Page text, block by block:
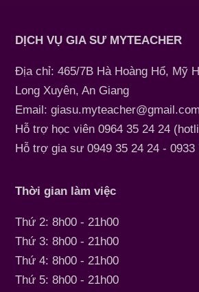
DỊCH VỤ GIA SƯ MYTEACHER
Địa chỉ: 465/7B Hà Hoàng Hổ, Mỹ
Long Xuyên, An Giang
Email: giasu.myteacher@gmail.com
Hỗ trợ học viên 0964 35 24 24
Hỗ trợ gia sư 0949 35 24 24 - 0933
Thời gian làm việc
Thứ 2: 8h00 - 21h00
Thứ 3: 8h00 - 21h00
Thứ 4: 8h00 - 21h00
Thứ 5: 8h00 - 21h00